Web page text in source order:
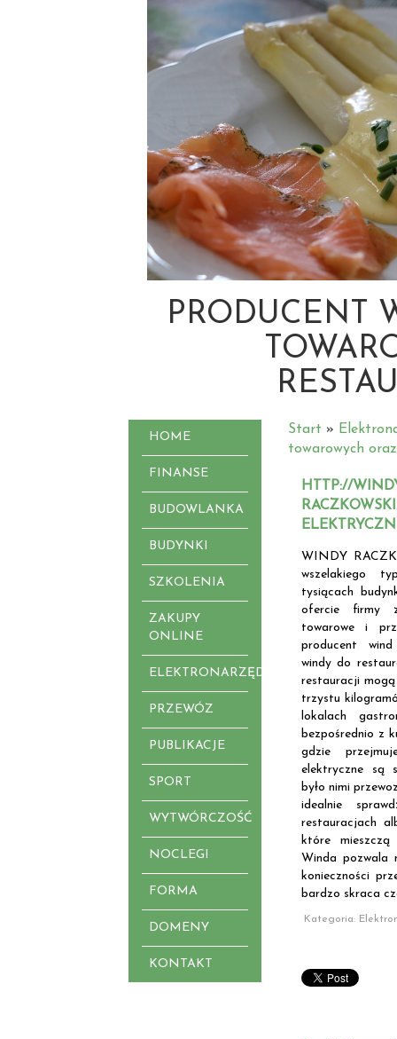
PRODUCENT
HOME
FINANSE
BUDOWLANKA
BUDYNKI
SZKOLENIA
ZAKUPY
ONLINE
ELEKTRONARZĘDZIA
PRZEWÓZ
PUBLIKACJE
SPORT
WYTWÓRCZOŚĆ
NOCLEGI
FORMA
DOMENY
KONTAKT
Start »
towarowych
HTTP://
WINDY
wszelakiego
tysiącach
ofercie firmy
towarowe i
producent
windy do
restauracji mogą
trzystu
lokalach
bezpośrednio z
gdzie
elektryczne są
było nimi
idealnie
restauracjach
które
Winda pozwala
konieczności
bardzo skraca
Kategoria: